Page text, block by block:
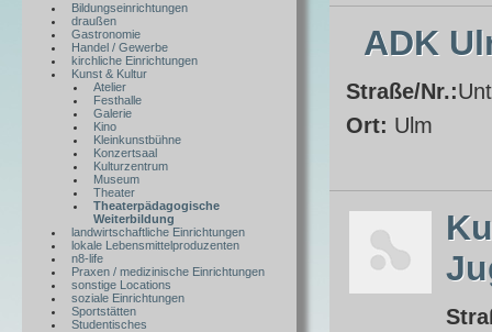
Bildungseinrichtungen
draußen
Gastronomie
Handel / Gewerbe
kirchliche Einrichtungen
Kunst & Kultur
Atelier
Festhalle
Galerie
Kino
Kleinkunstbühne
Konzertsaal
Kulturzentrum
Museum
Theater
Theaterpädagogische
Weiterbildung
landwirtschaftliche Einrichtungen
lokale Lebensmittelproduzenten
n8-life
Praxen / medizinische Einrichtungen
sonstige Locations
soziale Einrichtungen
Sportstätten
Studentisches
ADK
Straße/Nr.:
Ort: Ulm